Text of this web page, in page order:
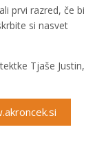
prvi razred, če bi
si nasvet
Tjaše Justin,